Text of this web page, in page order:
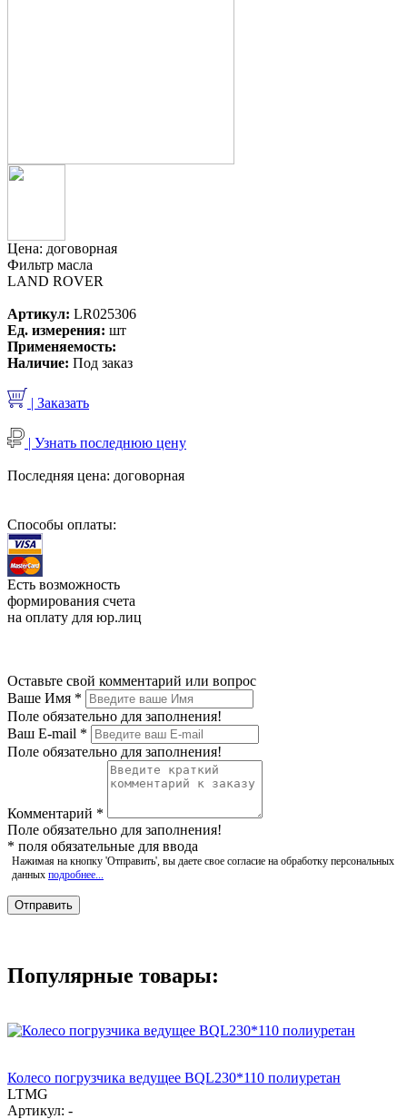
Цена: договорная
Фильтр масла
LAND ROVER
Артикул: LR025306
Ед. измерения: шт
Применяемость:
Наличие: Под заказ
| Заказать
| Узнать последнюю цену
Последняя цена: договорная
Способы оплаты:
Есть возможность
формирования счета
на оплату для юр.лиц
Оставьте свой комментарий или вопрос
Ваше Имя *
Поле обязательно для заполнения!
Ваш E-mail *
Поле обязательно для заполнения!
Комментарий *
Поле обязательно для заполнения!
* поля обязательные для ввода
Нажимая на кнопку 'Отправить', вы даете свое согласие на обработку персональных
данных подробнее...
Популярные товары:
Колесо погрузчика ведущее BQL230*110 полиуретан
LTMG
Артикул: -